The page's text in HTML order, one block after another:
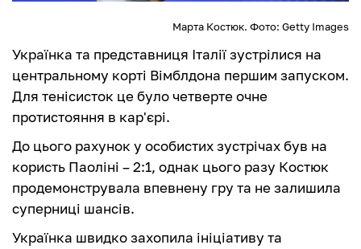
Марта Костюк. Фото: Getty Images
Українка та представниця Італії зустрілися на
центральному корті Вімблдона першим запуском.
Для тенісисток це було четверте очне
протистояння в кар'єрі.
До цього рахунок у особистих зустрічах був на
користь Паоліні – 2:1, однак цього разу Костюк
продемонструвала впевнену гру та не залишила
суперниці шансів.
Українка швидко захопила ініціативу та